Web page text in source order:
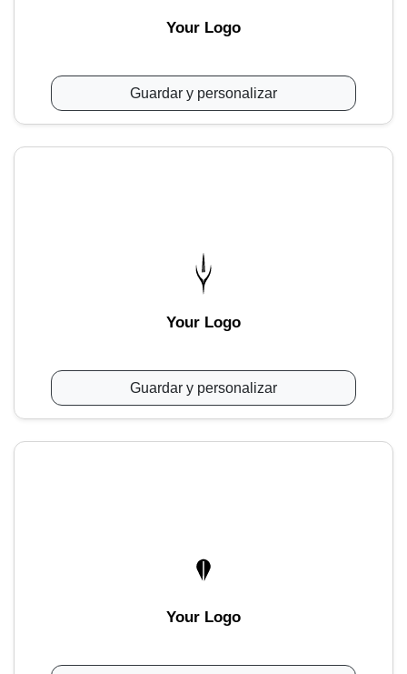
Your Logo
Guardar y personalizar
Your Logo
Guardar y personalizar
Your Logo